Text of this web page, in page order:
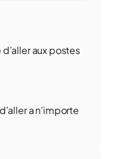
aux postes
a n’importe